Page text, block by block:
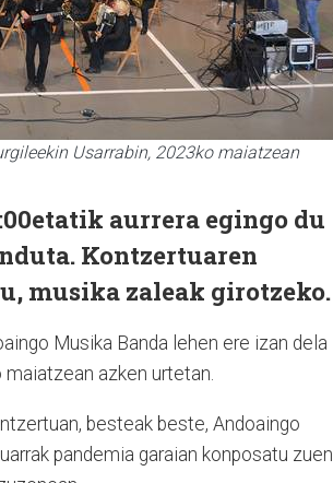
Usarrabin, 2023ko maiatzean
aurrera egingo du
Kontzertuaren
musika zaleak girotzeko.
Musika Banda lehen ere izan dela
azken urtetan.
besteak beste, Andoaingo
pandemia garaian konposatu zuen